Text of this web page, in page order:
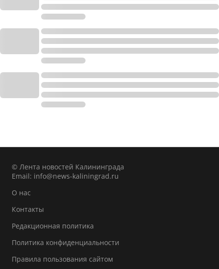
© Лента новостей Калининграда
Email: info@news-kaliningrad.ru
О нас
Контакты
Редакционная политика
Политика конфиденциальности
Правила пользования сайтом